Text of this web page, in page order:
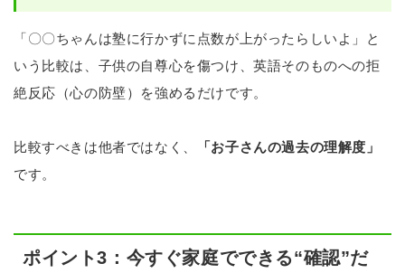
「〇〇ちゃんは塾に行かずに点数が上がったらしいよ」と
いう比較は、子供の自尊心を傷つけ、英語そのものへの拒
絶反応（心の防壁）を強めるだけです。
比較すべきは他者ではなく、
「お子さんの過去の理解度」
です。
ポイント3：今すぐ家庭でできる“確認”だ